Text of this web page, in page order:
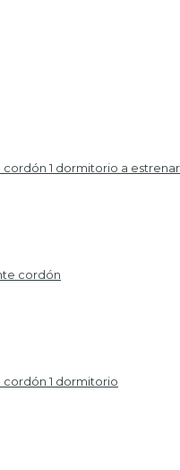
1 dormitorio a estrenar
cordón
1 dormitorio